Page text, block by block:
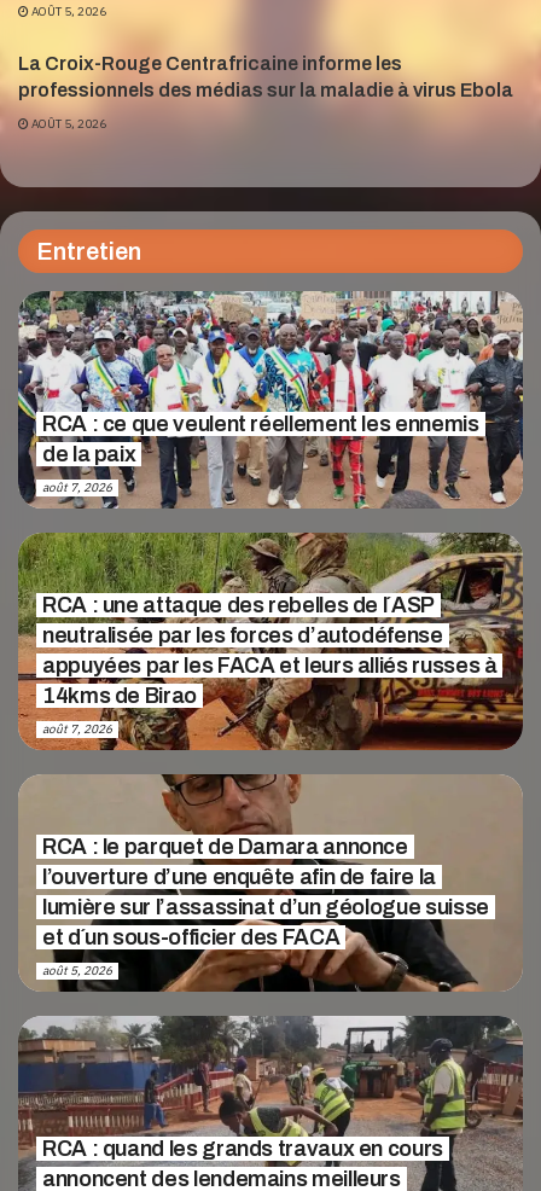
AOÛT 5, 2026
La Croix-Rouge Centrafricaine informe les
professionnels des médias sur la maladie à virus Ebola
AOÛT 5, 2026
Entretien
RCA : ce que veulent réellement les ennemis
de la paix
août 7, 2026
RCA : une attaque des rebelles de l´ASP
neutralisée par les forces d’autodéfense
appuyées par les FACA et leurs alliés russes à
14kms de Birao
août 7, 2026
RCA : le parquet de Damara annonce
l’ouverture d’une enquête afin de faire la
lumière sur l’assassinat d’un géologue suisse
et d´un sous-officier des FACA
août 5, 2026
RCA : quand les grands travaux en cours
annoncent des lendemains meilleurs